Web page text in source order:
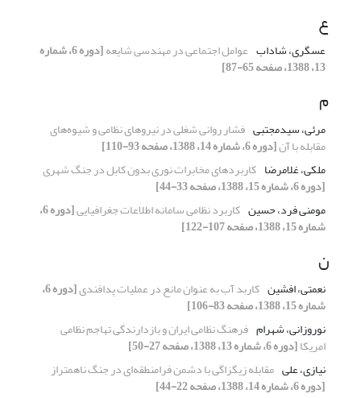
ع
عسگری، شاداب عوامل اجتماعی در مهندسی شایعه [دوره 6، شماره
13، 1388، صفحه 65-87]
م
مرئی، سیدمجتبی فشار روانی شغلی در نیروهای نظامی و شیوه‌های
مقابله با آن[دوره 6، شماره 14، 1388، صفحه 93-110]
ملکی، غلامرضا کاربردهای مخابرات نوری بدون کابل در جنگ شهری
[دوره 6، شماره 15، 1388، صفحه 33-44]
مومنی فرد، حسین کاربرد نظامی سامانه اطلاعات جغرافیایی [دوره 6،
شماره 15، 1388، صفحه 107-122]
ن
نعمتی، افشین کاربد آب به عنوان مانع در عملیات پدافندی [دوره 6،
شماره 15، 1388، صفحه 83-106]
نوروزانی، شهرام فرهنگ نظامی ایران و بازدارندگی تهاجم نظامی
امریکا[دوره 6، شماره 13، 1388، صفحه 27-50]
نیازی، علی مقابله زیگزاگی با دشمن فرامنطقه‌ای در جنگ ناهمتراز
[دوره 6، شماره 14، 1388، صفحه 22-44]